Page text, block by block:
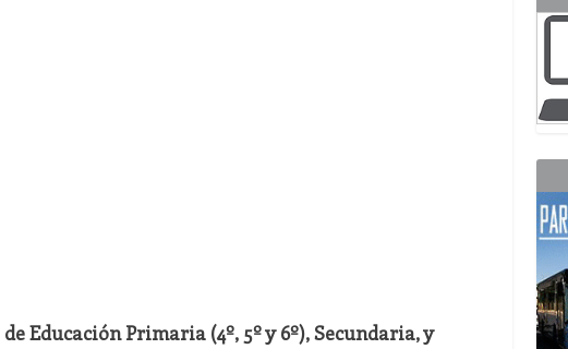
Educación Primaria (4º, 5º y 6º), Secundaria, y